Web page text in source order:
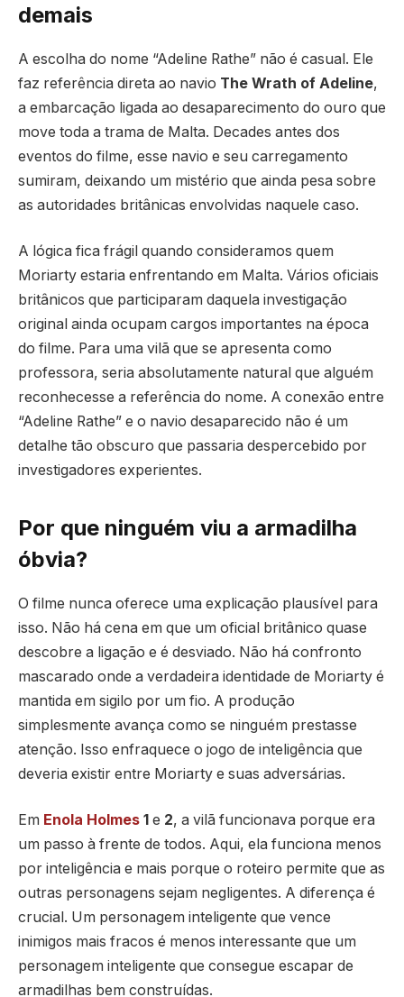
demais
A escolha do nome “Adeline Rathe” não é casual. Ele
faz referência direta ao navio The Wrath of Adeline,
a embarcação ligada ao desaparecimento do ouro que
move toda a trama de Malta. Decades antes dos
eventos do filme, esse navio e seu carregamento
sumiram, deixando um mistério que ainda pesa sobre
as autoridades britânicas envolvidas naquele caso.
A lógica fica frágil quando consideramos quem
Moriarty estaria enfrentando em Malta. Vários oficiais
britânicos que participaram daquela investigação
original ainda ocupam cargos importantes na época
do filme. Para uma vilã que se apresenta como
professora, seria absolutamente natural que alguém
reconhecesse a referência do nome. A conexão entre
“Adeline Rathe” e o navio desaparecido não é um
detalhe tão obscuro que passaria despercebido por
investigadores experientes.
Por que ninguém viu a armadilha
óbvia?
O filme nunca oferece uma explicação plausível para
isso. Não há cena em que um oficial britânico quase
descobre a ligação e é desviado. Não há confronto
mascarado onde a verdadeira identidade de Moriarty é
mantida em sigilo por um fio. A produção
simplesmente avança como se ninguém prestasse
atenção. Isso enfraquece o jogo de inteligência que
deveria existir entre Moriarty e suas adversárias.
Em Enola Holmes 1 e 2, a vilã funcionava porque era
um passo à frente de todos. Aqui, ela funciona menos
por inteligência e mais porque o roteiro permite que as
outras personagens sejam negligentes. A diferença é
crucial. Um personagem inteligente que vence
inimigos mais fracos é menos interessante que um
personagem inteligente que consegue escapar de
armadilhas bem construídas.